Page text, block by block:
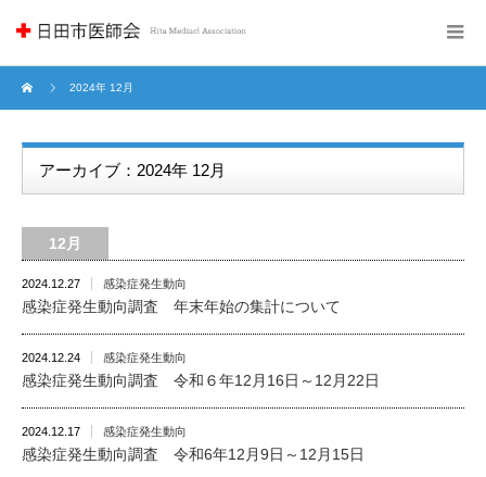
2024年 12月
アーカイブ：2024年 12月
12月
2024.12.27 感染症発生動向
感染症発生動向調査 年末年始の集計について
2024.12.24 感染症発生動向
感染症発生動向調査 令和６年12月16日～12月22日
2024.12.17 感染症発生動向
感染症発生動向調査 令和6年12月9日～12月15日